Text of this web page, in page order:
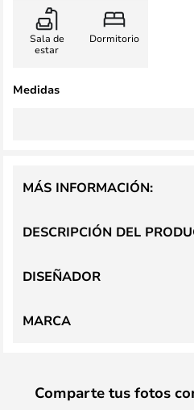
Sala de
estar
Dormitorio
Medidas
DESCRIPCIÓN DEL
MÁS INFORMACIÓN:
DISEÑADOR
MARCA
Comparte tus fotos